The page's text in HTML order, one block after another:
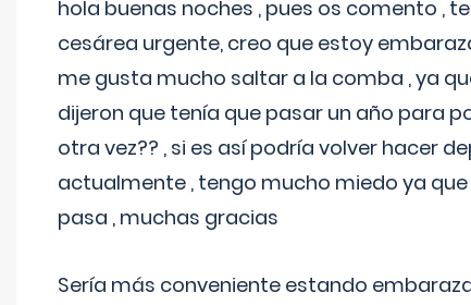
hola buenas noches , pues os comento ,
cesárea urgente, creo que estoy
me gusta mucho saltar a la comba , ya
dijeron que tenía que pasar un año para
otra vez?? , si es así podría volver hacer
actualmente , tengo mucho miedo ya
pasa , muchas gracias
Sería más conveniente estando